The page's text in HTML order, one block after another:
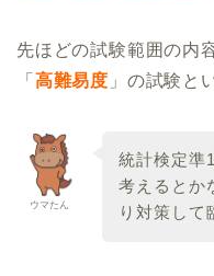
先ほどの試験範囲の内
「 高難易度 」の試験と
ウマたん
統計検定準
考えるとか
り対策して